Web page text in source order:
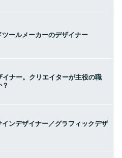
ツールメーカーのデザイナー
イナー。クリエイターが主役の職
ンデザイナー／グラフィックデザ